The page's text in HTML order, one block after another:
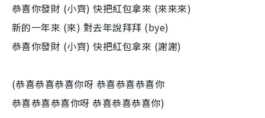
恭喜你發財 (小齊) 快把紅包拿來 (來來來)
新的一年來 (來) 對去年說拜拜 (bye)
恭喜你發財 (小齊) 快把紅包拿來 (謝謝)
(恭喜恭喜恭喜你呀 恭喜恭喜恭喜你
恭喜恭喜恭喜你呀 恭喜恭喜恭喜你)